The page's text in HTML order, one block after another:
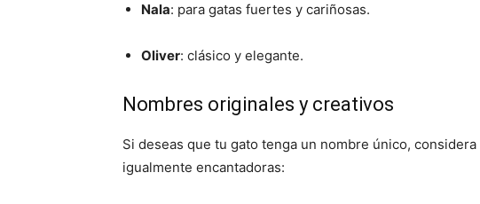
Nala: para gatas fuertes y cariñosas.
Oliver: clásico y elegante.
Nombres originales y creativos
Si deseas que tu gato tenga un nombre único,
igualmente encantadoras: